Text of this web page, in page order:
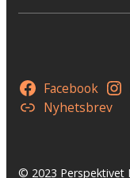
Facebook
Nyhetsbrev
© 2023 Perspektivet